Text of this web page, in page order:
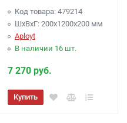
Код товара: 479214
ШхВхГ: 200x1200x200 мм
Aployt
В наличии 16 шт.
7 270 руб.
Купить